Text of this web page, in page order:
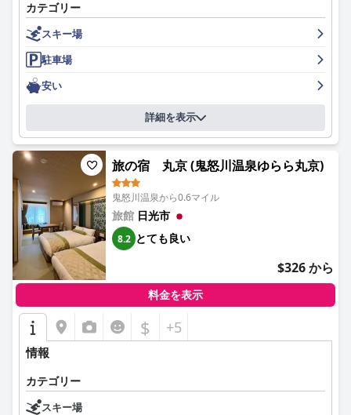
カテゴリー
スキー場
駐車場
安い
詳細を表示
旅の宿 丸京 (鬼怒川温泉ゆらら丸京)
鬼怒川温泉から0.6マイル
旅館 日光市
8.2 とても良い
$326 から
料金を表示
$ +5
情報
カテゴリー
スキー場